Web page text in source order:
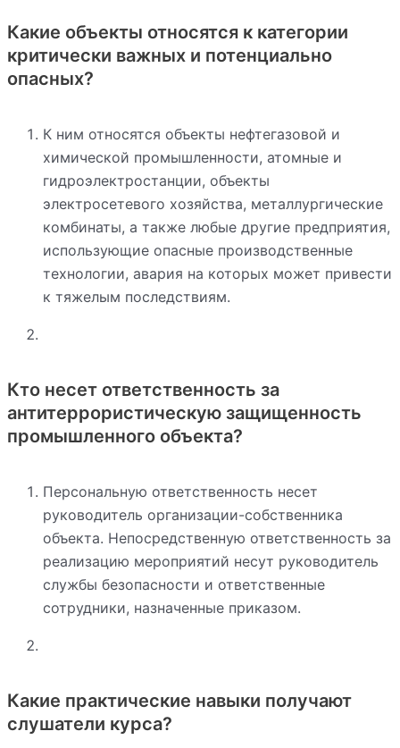
Какие объекты относятся к категории
критически важных и потенциально
опасных?
К ним относятся объекты нефтегазовой и
химической промышленности, атомные и
гидроэлектростанции, объекты
электросетевого хозяйства, металлургические
комбинаты, а также любые другие предприятия,
использующие опасные производственные
технологии, авария на которых может привести
к тяжелым последствиям.
Кто несет ответственность за
антитеррористическую защищенность
промышленного объекта?
Персональную ответственность несет
руководитель организации-собственника
объекта. Непосредственную ответственность за
реализацию мероприятий несут руководитель
службы безопасности и ответственные
сотрудники, назначенные приказом.
Какие практические навыки получают
слушатели курса?